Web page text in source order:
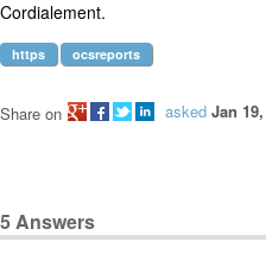
Cordialement.
https ocsreports
asked Jan
Share on
5Answers